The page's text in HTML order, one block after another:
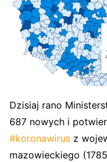
Dzisiaj rano
687 nowych i
#koronawirus z
mazowieckiego